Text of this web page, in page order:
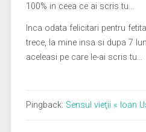
100% in ceea ce ai scris tu…
Inca odata felicitari pentru
trece, la mine insa si dupa 7
aceleasi pe care le-ai scris tu…
Pingback: Sensul vieţii « Ioan